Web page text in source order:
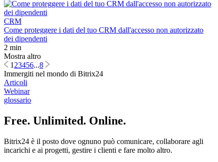
CRM
Come proteggere i dati del tuo CRM dall'accesso non autorizzato
dei dipendenti
2 min
Mostra altro
123456...8
Immergiti nel mondo di Bitrix24
Articoli
Webinar
glossario
Free. Unlimited. Online.
Bitrix24 è il posto dove ognuno può comunicare, collaborare agli
incarichi e ai progetti, gestire i clienti e fare molto altro.